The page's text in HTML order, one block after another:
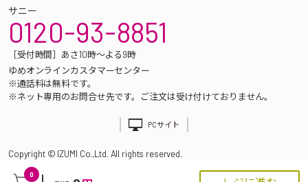
0
サニー
0120-93-8851
［受付時間］あさ10時～よる9時
ゆめオンラインカスタマーセンター
※通話料は無料です。
※ネット専用のお問合せ先です。ご注文は受け付けておりません。
PCサイト
Copyright © IZUMI Co.,Ltd. All rights reserved.